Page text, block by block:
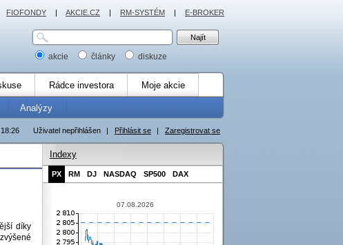
akcie články diskuze
Rádce investora Moje akcie
Analýzy
Uživatel nepřihlášen | Přihlásit se | Zaregistrovat se
díky
Indexy
PX RM DJ NASDAQ SP500 DAX
07.08.2026
FIOFONDY | AKCIE.CZ | RM-SYSTÉM | E-BROKER